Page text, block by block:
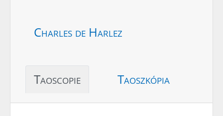
Charles de Harlez
Taoscopie Taoszkópia